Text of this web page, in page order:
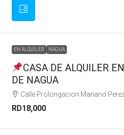
EN ALQUILER NAGUA
CASA DE ALQUILER
DE NAGUA
Calle Prolongacion Mariano
RD18,000